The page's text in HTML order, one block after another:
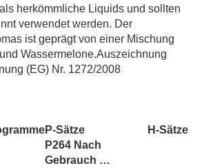
herkömmliche Liquids und sollten
verwendet werden. Der
ist geprägt von einer Mischung
Wassermelone.Auszeichnung
(EG) Nr. 1272/2008
P-Sätze H-Sätze
P264 Nach
Gebrauch …